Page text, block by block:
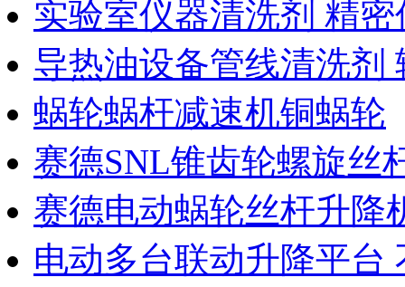
实验室仪器清洗剂 精
导热油设备管线清洗剂
蜗轮蜗杆减速机铜蜗轮
赛德SNL锥齿轮螺旋丝
赛德电动蜗轮丝杆升降
电动多台联动升降平台